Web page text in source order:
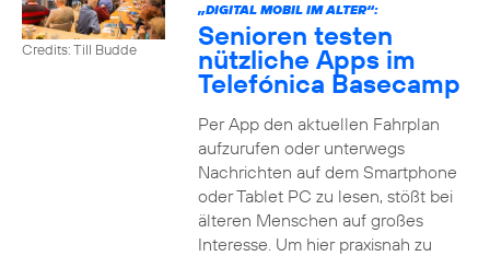
Credits: Till Budde
„DIGITAL MOBIL IM ALTER“:
Senioren testen
nützliche Apps im
Telefónica Basecamp
Per App den aktuellen Fahrplan
aufzurufen oder unterwegs
Nachrichten auf dem Smartphone
oder Tablet PC zu lesen, stößt bei
älteren Menschen auf großes
Interesse. Um hier praxisnah zu